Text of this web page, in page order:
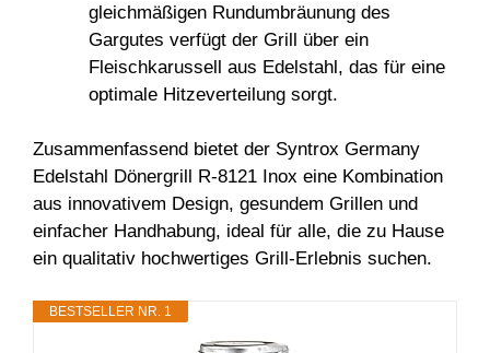
gleichmäßigen Rundumbräunung des
Gargutes verfügt der Grill über ein
Fleischkarussell aus Edelstahl, das für eine
optimale Hitzeverteilung sorgt.
Zusammenfassend bietet der Syntrox Germany
Edelstahl Dönergrill R-8121 Inox eine Kombination
aus innovativem Design, gesundem Grillen und
einfacher Handhabung, ideal für alle, die zu Hause
ein qualitativ hochwertiges Grill-Erlebnis suchen.
BESTSELLER NR. 1